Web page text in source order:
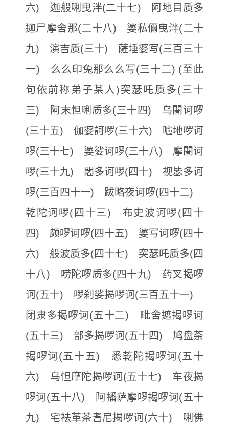
六) 迦般唎曳泮(二十七) 阿地目质多
迦尸摩舍那(二十八) 婆私儞曳泮(二十
九) 演吉质(三十) 薩埵婆写(三百三十
一) 么么印兔那么么写(三十二) (至此
句依前称弟子某人)突瑟吒质多(三十
三) 阿末怛唎质多(三十四) 乌闍诃啰
(三十五) 伽婆訶啰(三十六) 嚧地啰诃
啰(三十七) 婆娑诃啰(三十八) 摩闍诃
啰(三十九) 闍多诃啰(四十) 视毖多诃
啰(三百四十一) 跋略夜诃啰(四十二)
乾陀诃啰(四十三) 布史波诃啰(四十
四) 颇啰诃啰(四十五) 婆写诃啰(四十
六) 般波质多(四十七) 突瑟吒质多(四
十八) 唠陀啰质多(四十九) 药叉揭啰
诃(五十) 啰刹娑揭啰诃(三百五十一)
闭隶多揭啰诃(五十二) 毗舍遮揭啰诃
(五十三) 部多揭啰诃(五十四) 鸠盘荼
揭啰诃(五十五) 悉乾陀揭啰诃(五十
六) 乌怛摩陀揭啰诃(五十七) 车夜揭
啰诃(五十八) 阿播萨摩啰揭啰诃(五十
九) 宅袪革茶耆尼揭啰诃(六十) 唎佛